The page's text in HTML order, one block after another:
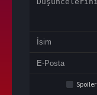
Spoiler